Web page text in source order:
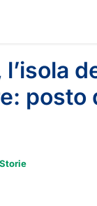
posto
Storie